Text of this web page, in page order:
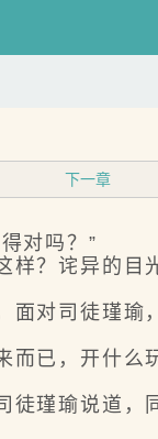
下一章
对吗？”
？诧异的目
对司徒瑾瑜
已，开什么
瑾瑜说道，